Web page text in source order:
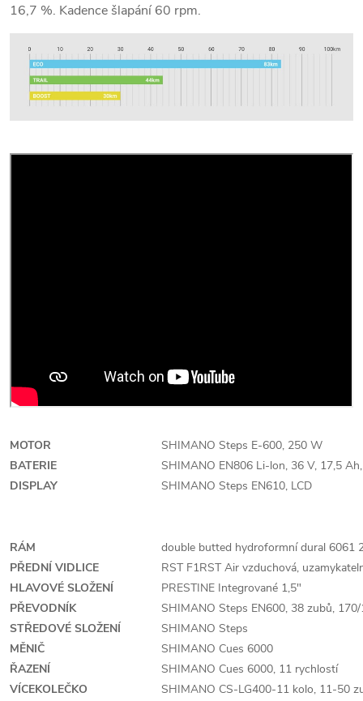
16,7 %. Kadence šlapání 60 rpm.
MOTOR
SHIMANO Steps E-600, 250 W
BATERIE
SHIMANO EN806 Li-lon, 36 V, 17,5
DISPLAY
SHIMANO Steps EN610, LCD
RÁM
double butted hydroformní dural 6061
PŘEDNÍ VIDLICE
RST F1RST Air vzduchová,
HLAVOVÉ SLOŽENÍ
PRESTINE Integrované 1,5"
PŘEVODNÍK
SHIMANO Steps EN600, 38 zubů,
STŘEDOVÉ SLOŽENÍ
SHIMANO Steps
MĚNIČ
SHIMANO Cues 6000
ŘAZENÍ
SHIMANO Cues 6000, 11 rychlostí
VÍCEKOLEČKO
SHIMANO CS-LG400-11 kolo, 11-50